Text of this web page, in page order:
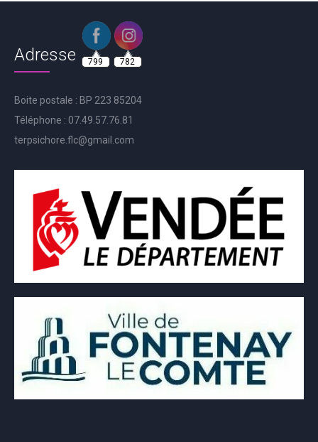
Adresse
Boite postale : BP 223 85204
Téléphone : 07.49.57.76.81
terpsichore.flc@gmail.com
799 782